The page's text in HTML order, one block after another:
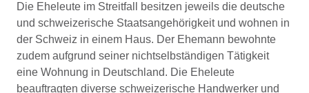
Die Eheleute im Streitfall besitzen jeweils die deutsche
und schweizerische Staatsangehörigkeit und wohnen in
der Schweiz in einem Haus. Der Ehemann bewohnte
zudem aufgrund seiner nichtselbständigen Tätigkeit
eine Wohnung in Deutschland. Die Eheleute
beauftragten diverse schweizerische Handwerker und